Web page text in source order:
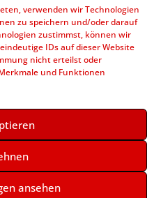
verwenden wir Technologien
zu speichern und/oder darauf
zustimmst, können wir
IDs auf dieser Website
nicht erteilst oder
und Funktionen
ansehen
Goetheplatz 11 – 45964